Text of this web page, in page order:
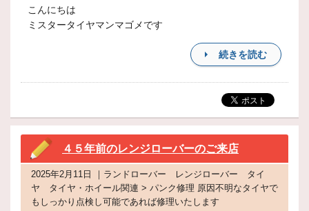
こんにちは
ミスタータイヤマンマゴメです
続きを読む
４５年前のレンジローバーのご来店
2025年2月11日 ｜ランドローバー レンジローバー タイ
ヤ タイヤ・ホイール関連 > パンク修理 原因不明なタイヤで
もしっかり点検し可能であれば修理いたします